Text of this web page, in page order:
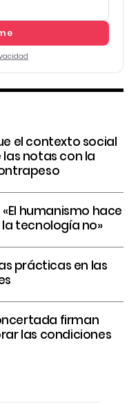
el contexto social
notas con la
humanismo hace
la tecnología no»
prácticas en las
firman
las condiciones